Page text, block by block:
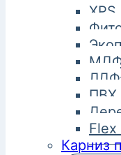
ЛДФ
ПВХ
Flex
Карниз